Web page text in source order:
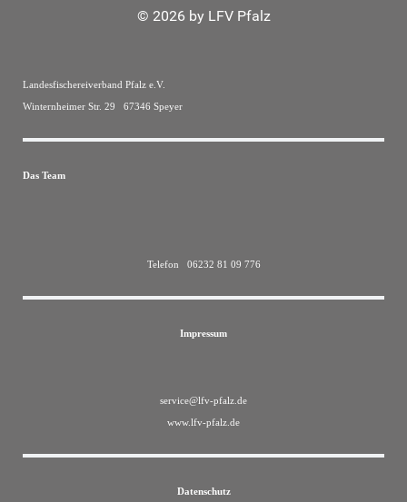
© 2026 by LFV Pfalz
Landesfischereiverband Pfalz e.V.
Winternheimer Str. 29 67346 Speyer
Das Team
Telefon 06232 81 09 776
Impressum
service@lfv-pfalz.de
www.lfv-pfalz.de
Datenschutz